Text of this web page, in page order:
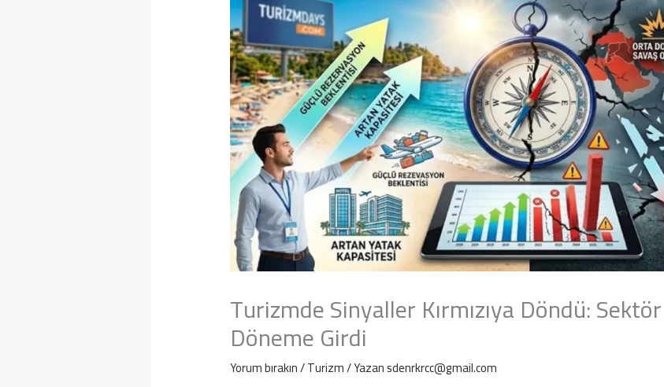
Turizmde Sinyaller Kırmızıya Döndü:
Döneme Girdi
Yorum bırakın/Turizm/ Yazansdenrkrcc@gmail.com